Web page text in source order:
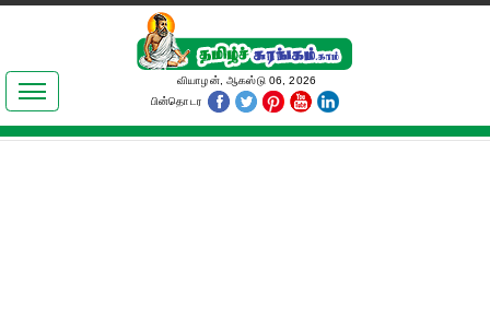
இலக்கியங்கள்
தமிழ் உலகம்
வியாழன், ஆகஸ்டு 06, 2026
பின்தொடர